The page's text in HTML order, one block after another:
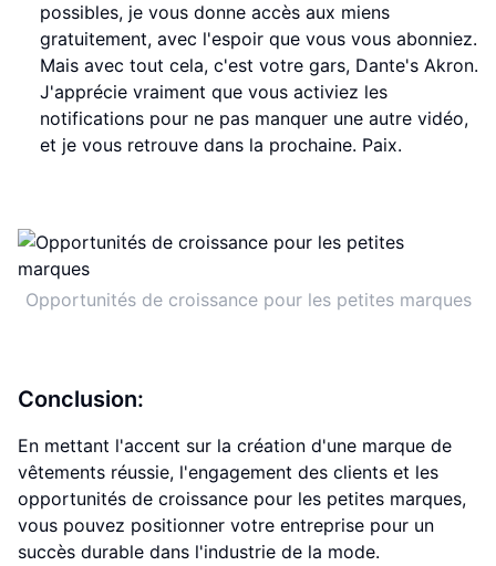
possibles, je vous donne accès aux miens
gratuitement, avec l'espoir que vous vous abonniez.
Mais avec tout cela, c'est votre gars, Dante's Akron.
J'apprécie vraiment que vous activiez les
notifications pour ne pas manquer une autre vidéo,
et je vous retrouve dans la prochaine. Paix.
Opportunités de croissance pour les petites marques
Conclusion:
En mettant l'accent sur la création d'une marque de
vêtements réussie, l'engagement des clients et les
opportunités de croissance pour les petites marques,
vous pouvez positionner votre entreprise pour un
succès durable dans l'industrie de la mode.